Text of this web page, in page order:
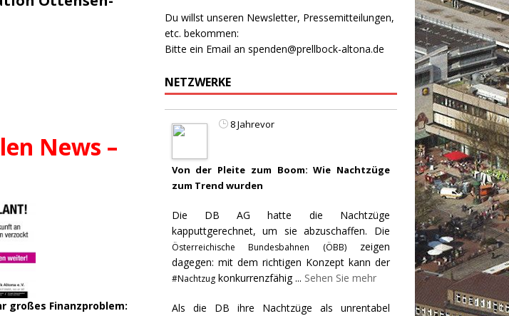
News –
großes Finanzproblem:
Du willst unseren Newsletter, Pressemitteilungen,
etc. bekommen:
Bitte ein Email an spenden@prellbock-altona.de
NETZWERKE
8 Jahrevor
Von der Pleite zum Boom: Wie Nachtzüge
zum Trend wurden
Die DB AG hatte die Nachtzüge
kapputtgerechnet, um sie abzuschaffen. Die
Österreichische Bundesbahnen (ÖBB)zeigen
dagegen: mit dem richtigen Konzept kann der
#Nachtzugkonkurrenzfähig... Sehen Sie mehr
Als die DB ihre Nachtzüge als unrentabel